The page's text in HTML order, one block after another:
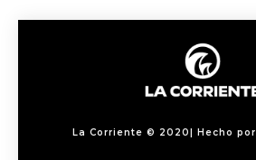
La Corriente © 2020| Hecho por